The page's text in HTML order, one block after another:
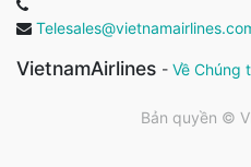
VietnamAirlines - Về Chúng
Bản quyền ©